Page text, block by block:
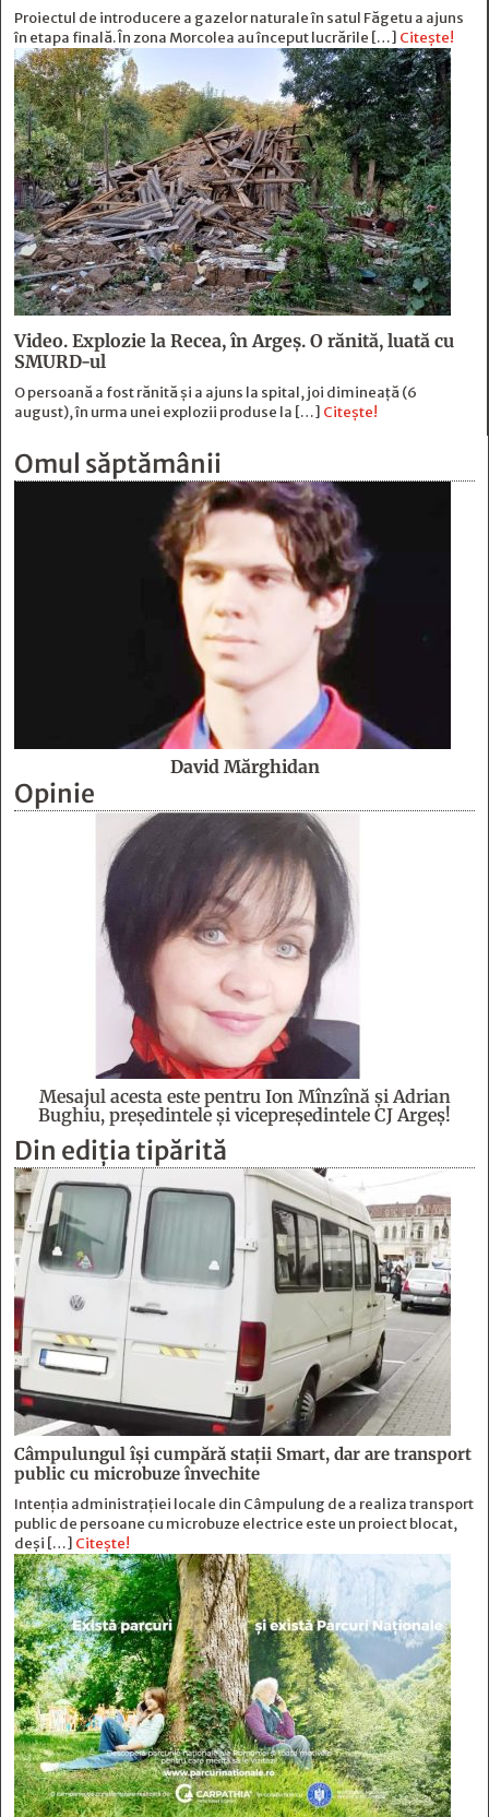
Proiectul de introducere a gazelor naturale în satul Făgetu a ajuns
în etapa finală. În zona Morcolea au început lucrările […] Citește!
Video. Explozie la Recea, în Argeș. O rănită, luată cu
SMURD-ul
O persoană a fost rănită şi a ajuns la spital, joi dimineaţă (6
august), în urma unei explozii produse la […] Citește!
Omul săptămânii
David Mărghidan
Opinie
Mesajul acesta este pentru Ion Mînzînă şi Adrian
Bughiu, preşedintele şi vicepreşedintele CJ Argeş!
Din ediția tipărită
Câmpulungul îşi cumpără staţii Smart, dar are transport
public cu microbuze învechite
Intenția administrației locale din Câmpulung de a realiza transport
public de persoane cu microbuze electrice este un proiect blocat,
deși […] Citește!